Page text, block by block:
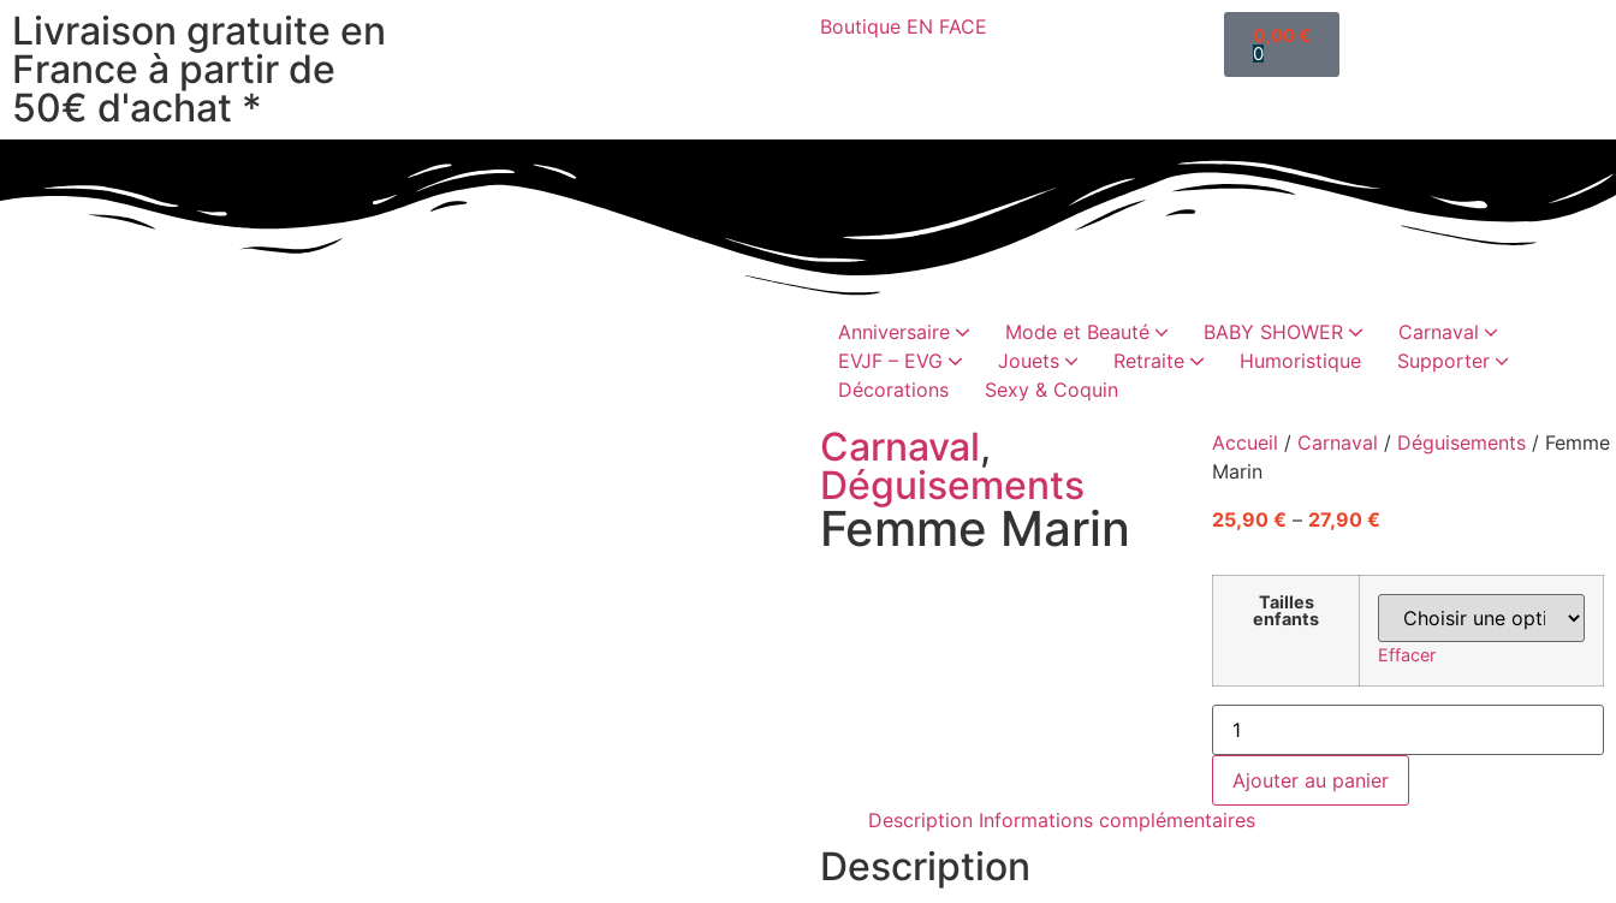
Livraison gratuite en
France à partir de
50€ d'achat *
Boutique EN FACE 0,00€
0
Anniversaire Mode et Beauté BABY SHOWER Carnaval
EVJF – EVG Jouets Retraite Humoristique
Supporter
Décorations
Sexy & Coquin
Carnaval,
Déguisements
Accueil / Carnaval / Déguisements / Femme
Marin
Femme Marin 25,90 € – 27,90 €
Tailles
enfants
Effacer
Ajouter au panier
Description Informations complémentaires
Description